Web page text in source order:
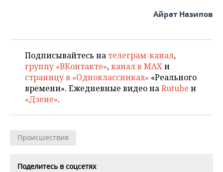
Айрат Назипов
Подписывайтесь на телеграм-канал,
группу «ВКонтакте»,канал в MAXи
страницу в «Одноклассниках» «Реального
времени». Ежедневные видео наRutube и
«Дзене».
Происшествия
Поделитесь в соцсетях